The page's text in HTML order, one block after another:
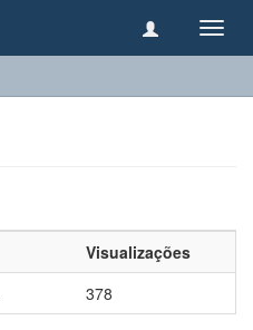
Visualizações
378